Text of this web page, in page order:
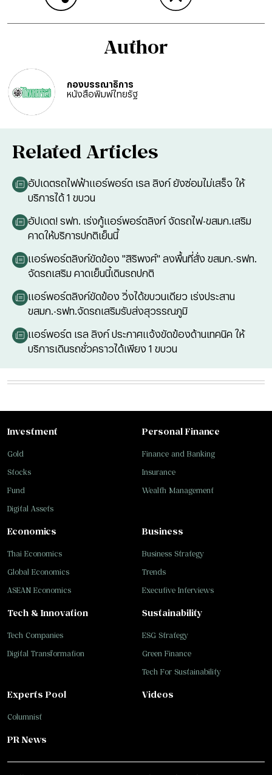
Author
กองบรรณาธิการ
หนังสือพิมพ์ไทยรัฐ
Related Articles
อัปเดตรถไฟฟ้าแอร์พอร์ต เรล ลิงก์ ยังซ่อมไม่เสร็จ ให้
บริการได้ 1 ขบวน
อัปเดต! รฟท. เร่งกู้แอร์พอร์ตลิงก์ จัดรถไฟ-ขสมก.เสริม
คาดให้บริการปกติเย็นนี้
แอร์พอร์ตลิงก์ขัดข้อง "สิริพงศ์" ลงพื้นที่สั่ง ขสมก.-รฟท.
จัดรถเสริม คาดเย็นนี้เดินรถปกติ
แอร์พอร์ตลิงก์ขัดข้อง วิ่งได้ขบวนเดียว เร่งประสาน
ขสมก.-รฟท.จัดรถเสริมรับส่งสุวรรณภูมิ
แอร์พอร์ต เรล ลิงก์ ประกาศแจ้งขัดข้องด้านเทคนิค ให้
บริการเดินรถชั่วคราวได้เพียง 1 ขบวน
Investment
Gold
Stocks
Fund
Digital Assets
Personal Finance
Finance and Banking
Insurance
Wealth Management
Business
Business Strategy
Trends
Executive Interviews
Tech & Innovation
Tech Companies
Digital Transformation
Sustainability
ESG Strategy
Green Finance
Tech For Sustainability
Economics
Thai Economics
Global Economics
ASEAN Economics
Experts Pool
Columnist
Videos
PR News